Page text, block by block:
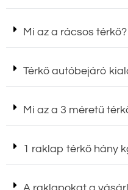
Mi az a rácsos térkő?
Térkő autóbejáró
Mi az a 3 méretű
1 raklap térkő hány